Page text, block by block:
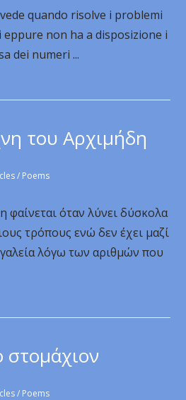
quando risolve i problemi
non ha a disposizione i
dei numeri ...
του Αρχιμήδη
/ Poems
φαίνεται όταν λύνει δύσκολα
τρόπους ενώ δεν έχει μαζί
λόγω των αριθμών που
/ Poems